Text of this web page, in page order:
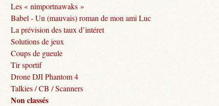
Les « nimportnawaks »
Babel - Un (mauvais) roman de mon ami Luc
La prévision des taux d’intéret
Solutions de jeux
Coups de gueule
Tir sportif
Drone DJI Phantom 4
Talkies / CB / Scanners
Non classés